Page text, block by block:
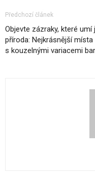
Předchozí článek
Objevte zázraky, které umí
příroda: Nejkrásnější místa
s kouzelnými variacemi